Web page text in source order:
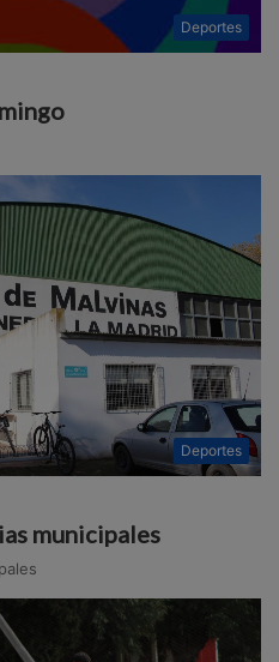
Deportes
Deportes
municipales